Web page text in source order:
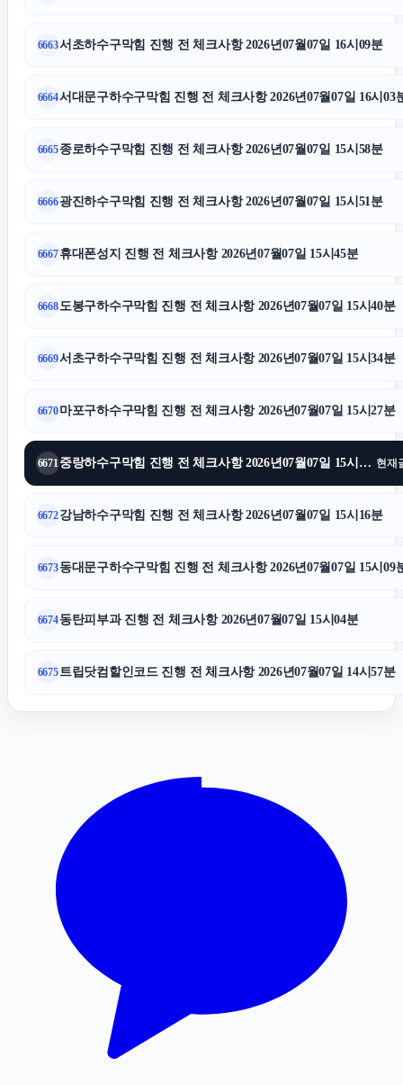
용인상간소송변호사
용인변호사
금천구하수구막힘
이혼소송
창원이혼전문변호사
용인흥신소
조정이혼
상간남소송
인스타 팔로워 늘리기
6663서초하수구막힘 진행 전 체크사항 2026년07월07일 16시09분
6664서대문구하수구막힘 진행 전 체크사항 2026년07월07일 16시03
6665종로하수구막힘 진행 전 체크사항 2026년07월07일 15시58분
6666광진하수구막힘 진행 전 체크사항 2026년07월07일 15시51분
6667휴대폰성지 진행 전 체크사항 2026년07월07일 15시45분
6668도봉구하수구막힘 진행 전 체크사항 2026년07월07일 15시40분
6669서초구하수구막힘 진행 전 체크사항 2026년07월07일 15시34분
6670마포구하수구막힘 진행 전 체크사항 2026년07월07일 15시27분
6671 중랑하수구막힘 진행 전 체크사항 2026년07월07일 15시22분 현재
6672강남하수구막힘 진행 전 체크사항 2026년07월07일 15시16분
6673동대문구하수구막힘 진행 전 체크사항 2026년07월07일 15시09
6674동탄피부과 진행 전 체크사항 2026년07월07일 15시04분
6675트립닷컴할인코드 진행 전 체크사항 2026년07월07일 14시57분